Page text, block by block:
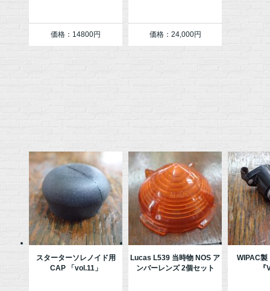
価格：14800円 価格：24,000円
スターターソレノイド用
CAP 「vol.11」
Lucas L539 当時物 NOS ア
ンバーレンズ 2個セット
WIPAC製